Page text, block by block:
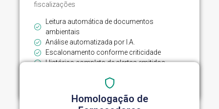
fiscalizações
Leitura automática de documentos
ambientais
Análise automatizada por I.A.
Escalonamento conforme criticidade
Histórico completo de alertas emitidos
Homologação de